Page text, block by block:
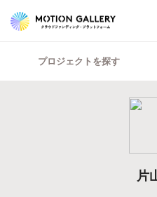
プロジェクトを探す
片